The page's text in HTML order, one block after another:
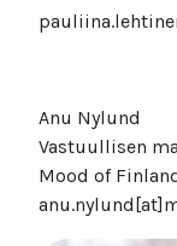
Anu Nylund
Vastuullisen
Mood of